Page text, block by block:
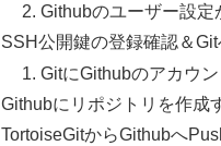
Githubのユーザー設定
SSH公開鍵の登録確認＆
GitにGithubのアカウン
Githubにリポジトリを作成
TortoiseGitからGithubへ